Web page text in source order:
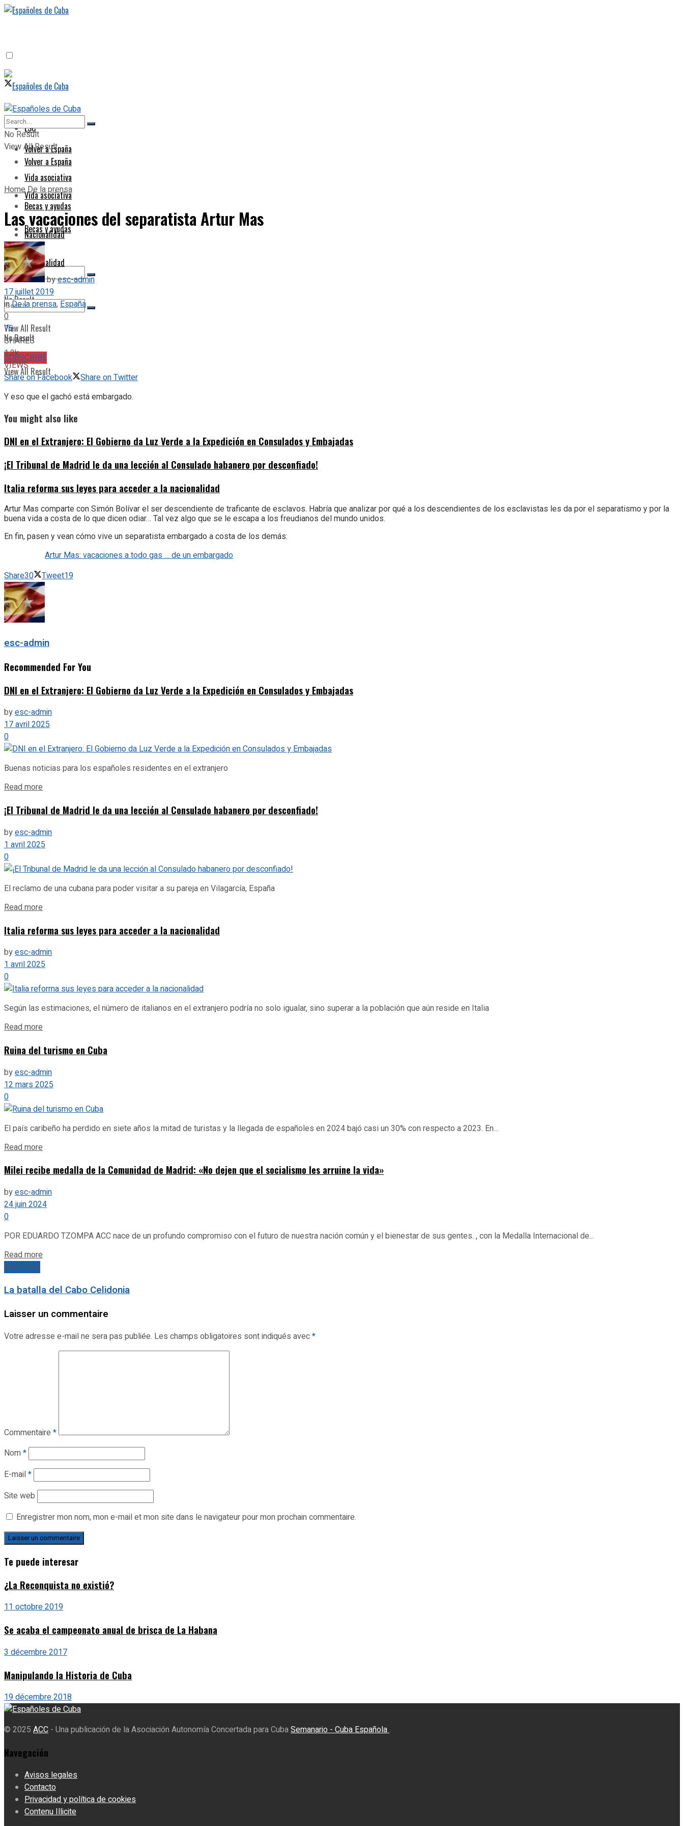
ESC
Volver a España
Vida asociativa
Becas y ayudas
Nacionalidad
No Result
View All Result
SUBSCRIBE
ESC
Volver a España
Vida asociativa
Becas y ayudas
Nacionalidad
No Result
View All Result
No Result
View All Result
HomeDe la prensa
Las vacaciones del separatista Artur Mas
byesc-admin
17 juillet 2019
inDe la prensa,España
0
75
SHARES
1.2k
VIEWS
Share on Facebook
Share on Twitter
Y eso que el gachó está embargado.
You might also like
DNI en el Extranjero: El Gobierno da Luz Verde a la Expedición en Consulados y Embajadas
¡El Tribunal de Madrid le da una lección al Consulado habanero por desconfiado!
Italia reforma sus leyes para acceder a la nacionalidad
Artur Mas comparte con Simón Bolívar el ser descendiente de traficante de esclavos. Habría que analizar por qué a los descendientes de los esclavistas les da por el separatismo y por la
buena vida a costa de lo que dicen odiar… Tal vez algo que se le escapa a los freudianos del mundo unidos.
En fin, pasen y vean cómo vive un separatista embargado a costa de los demás:
Artur Mas: vacaciones a todo gas … de un embargado
Share30 Tweet19
esc-admin
Recommended For You
DNI en el Extranjero: El Gobierno da Luz Verde a la Expedición en Consulados y Embajadas
byesc-admin
17 avril 2025
0
Buenas noticias para los españoles residentes en el extranjero
Read more
¡El Tribunal de Madrid le da una lección al Consulado habanero por desconfiado!
byesc-admin
1 avril 2025
0
El reclamo de una cubana para poder visitar a su pareja en Vilagarcía, España
Read more
Italia reforma sus leyes para acceder a la nacionalidad
byesc-admin
1 avril 2025
0
Según las estimaciones, el número de italianos en el extranjero podría no solo igualar, sino superar a la población que aún reside en Italia
Read more
Ruina del turismo en Cuba
byesc-admin
12 mars 2025
0
El país caribeño ha perdido en siete años la mitad de turistas y la llegada de españoles en 2024 bajó casi un 30% con respecto a 2023. En...
Read more
Milei recibe medalla de la Comunidad de Madrid: «No dejen que el socialismo les arruine la vida»
byesc-admin
24 juin 2024
0
POR EDUARDO TZOMPA ACC nace de un profundo compromiso con el futuro de nuestra nación común y el bienestar de sus gentes. , con la Medalla Internacional de...
Read more
Next Post
La batalla del Cabo Celidonia
Laisser un commentaire
Votre adresse e-mail ne sera pas publiée. Les champs obligatoires sont indiqués avec*
Commentaire *
Nom*
E-mail*
Site web
Enregistrer mon nom, mon e-mail et mon site dans le navigateur pour mon prochain commentaire.
Te puede interesar
¿La Reconquista no existió?
11 octobre 2019
Se acaba el campeonato anual de brisca de La Habana
3 décembre 2017
Manipulando la Historia de Cuba
19 décembre 2018
© 2025 ACC - Una publicación de la Asociación Autonomía Concertada para CubaSemanario - Cuba Española.
Navegación
Avisos legales
Contacto
Privacidad y política de cookies
Contenu Illicite